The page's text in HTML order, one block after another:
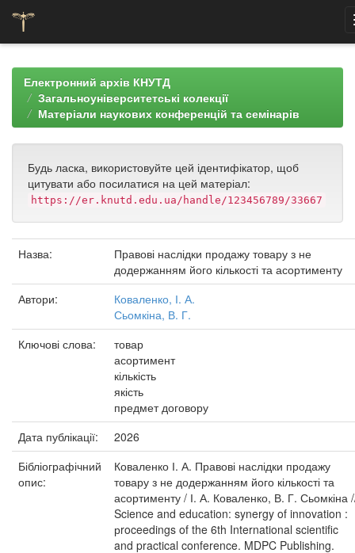
navigationЕлектронний архів КНУТД
Загальноуніверситетські колекції
Матеріали наукових конференцій та семінарів
Будь ласка, використовуйте цей ідентифікатор, щоб
цитувати або посилатися на цей матеріал:
https://er.knutd.edu.ua/handle/123456789/33667
Назва:
Правові наслідки продажу товару з не
додержанням його кількості та асортименту
Автори:
Коваленко, І. А.
Сьомкіна, В. Г.
Ключові слова:
товар
асортимент
кількість
якість
предмет договору
Дата публікації:
2026
Бібліографічний
опис:
Коваленко І. А. Правові наслідки продажу
товару з не додержанням його кількості та
асортименту / І. А. Коваленко, В. Г. Сьомкіна
Science and education: synergy of innovation :
рroceedings of the 6th International scientific
and practical conference. MDPC Publishing.